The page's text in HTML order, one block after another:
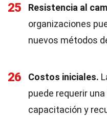
25 Resistencia al
organizaciones
nuevos métodos
26 Costos iniciales.
puede requerir
capacitación y